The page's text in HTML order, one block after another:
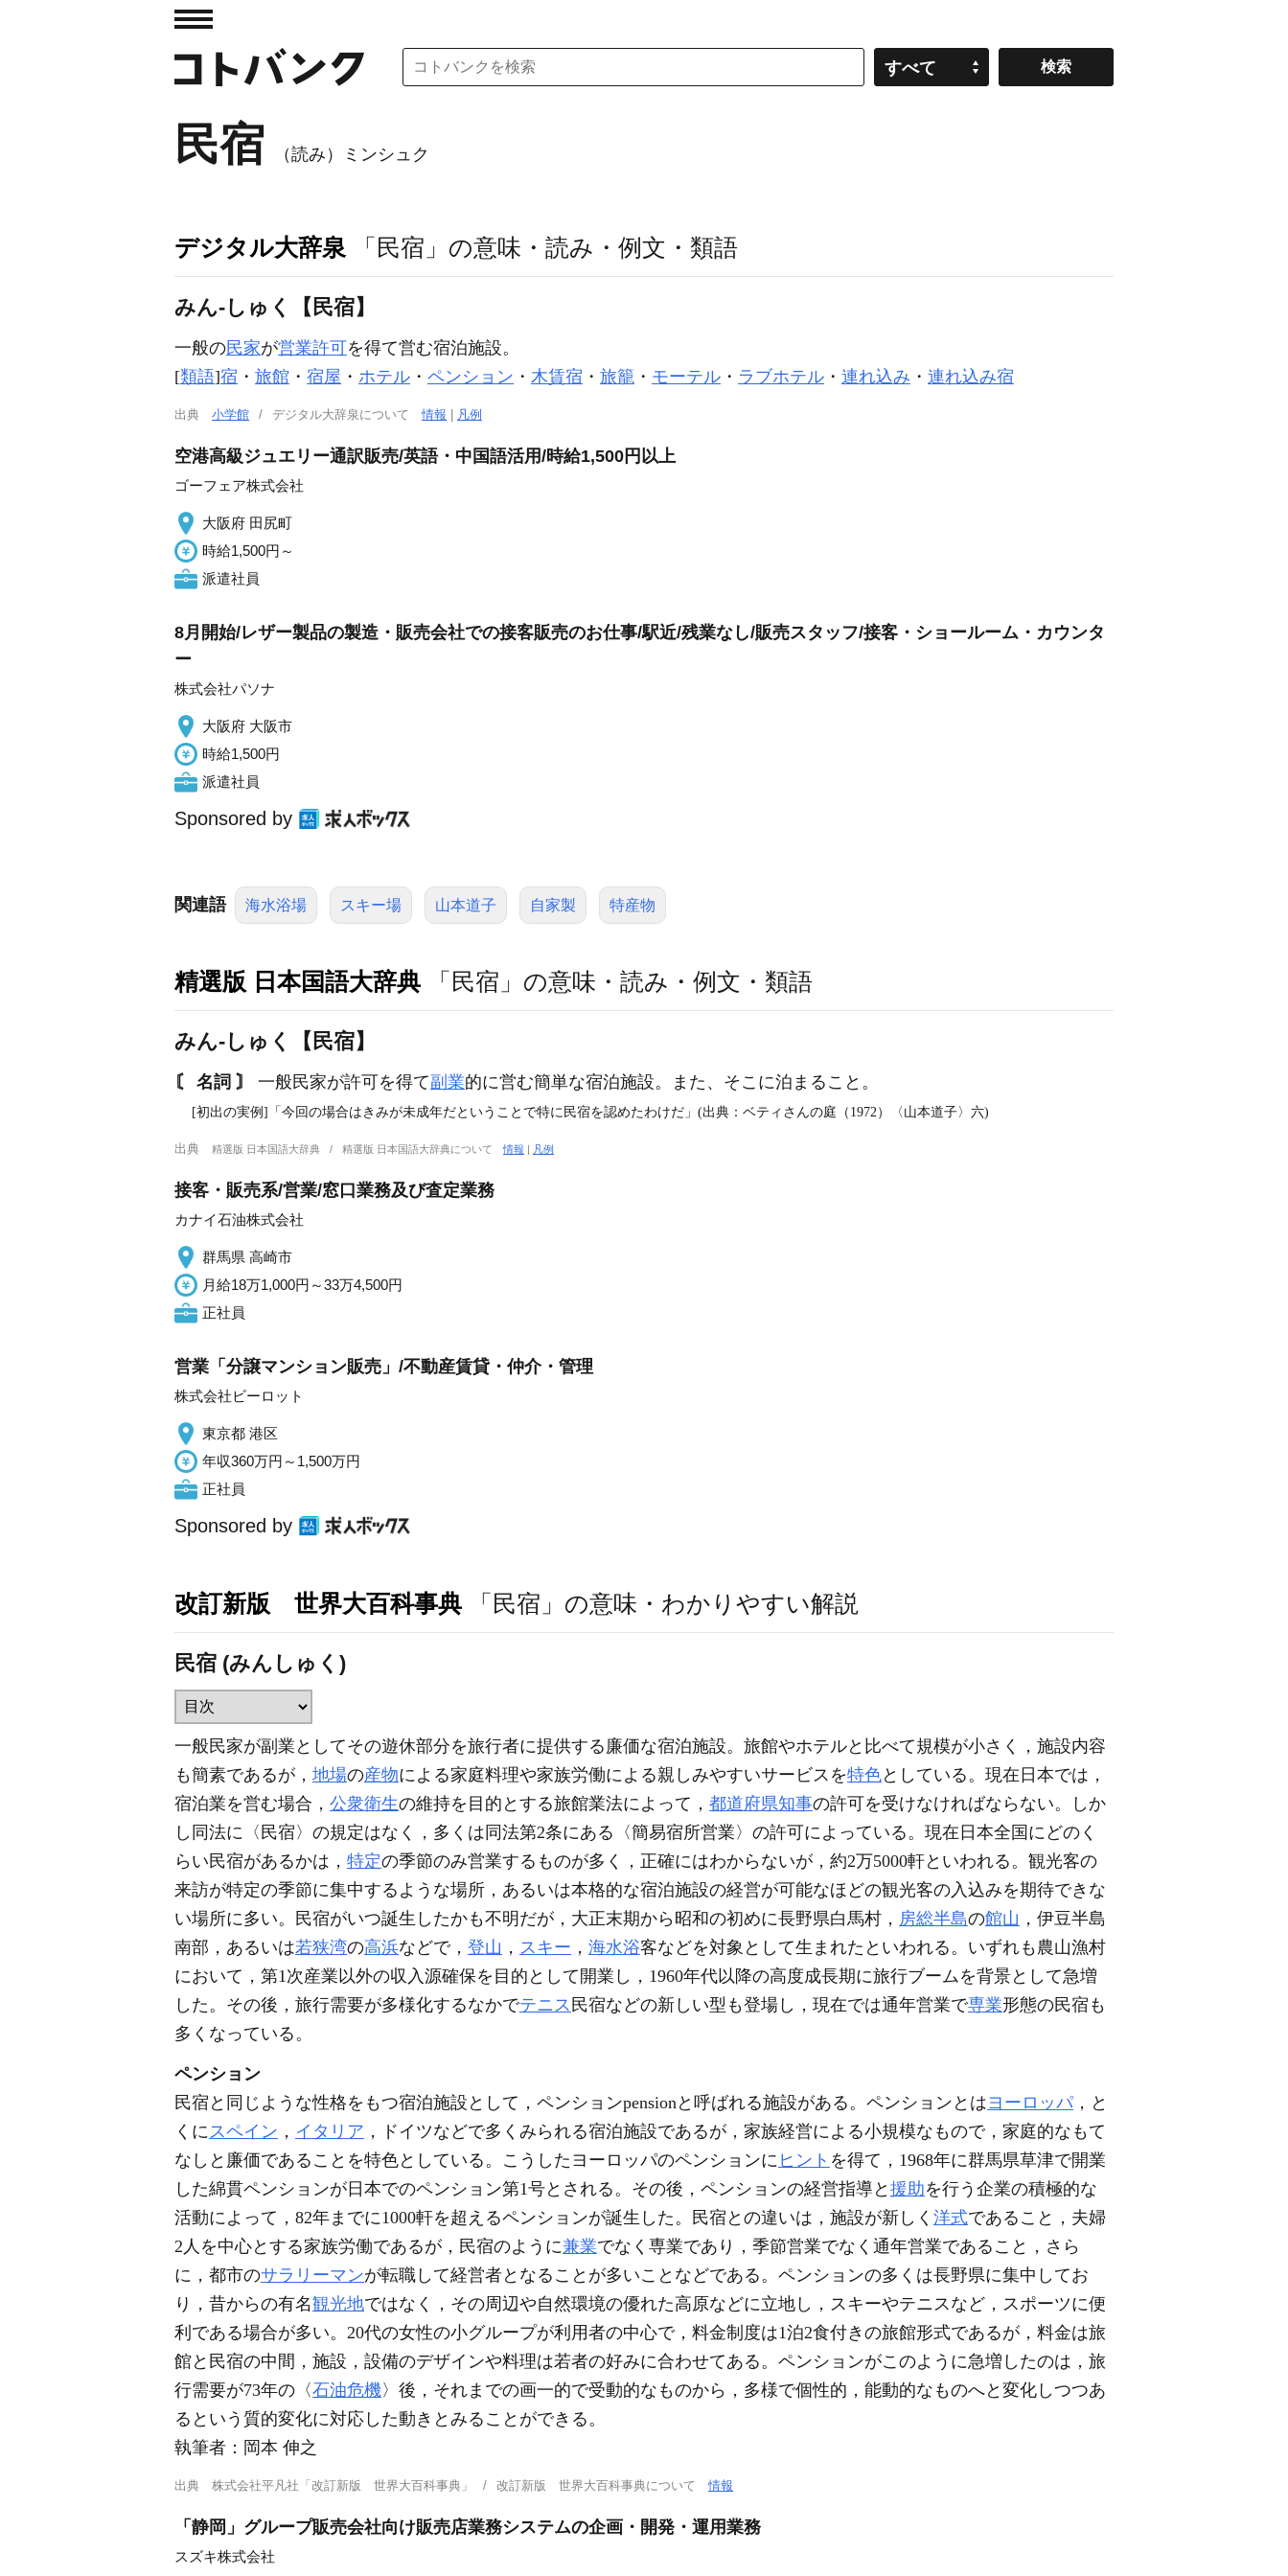
すべて
民宿 （読み）ミンシュク
デジタル大辞泉 「民宿」の意味・読み・例文・類語
みん‐しゅく【民宿】
一般の民家が営業許可を得て営む宿泊施設。
[類語]宿 ・ 旅館 ・ 宿屋 ・ ホテル ・ ペンション ・ 木賃宿 ・ 旅籠 ・ モーテル ・ ラブホテル ・ 連れ込み ・ 連れ込み宿
出典 小学館 デジタル大辞泉について情報 凡例
空港高級ジュエリー通訳販売/英語・中国語活用/時給1,500円以上
ゴーフェア株式会社
大阪府 田尻町
時給1,500円～
派遣社員
8月開始/レザー製品の製造・販売会社での接客販売のお仕事/駅近/残業なし/販売スタッフ/接客・ショールーム・カウンタ
ー
株式会社パソナ
大阪府 大阪市
時給1,500円
派遣社員
Sponsored by
関連語 海水浴場 スキー場 山本道子 自家製 特産物
精選版 日本国語大辞典 「民宿」の意味・読み・例文・類語
みん‐しゅく【民宿】
〘 名詞 〙 一般民家が許可を得て副業的に営む簡単な宿泊施設。また、そこに泊まること。
[初出の実例]「今回の場合はきみが未成年だということで特に民宿を認めたわけだ」(出典：ベティさんの庭（1972）〈山本道子〉六)
出典 精選版 日本国語大辞典 精選版 日本国語大辞典について情報 | 凡例
接客・販売系/営業/窓口業務及び査定業務
カナイ石油株式会社
群馬県 高崎市
月給18万1,000円～33万4,500円
正社員
営業「分譲マンション販売」/不動産賃貸・仲介・管理
株式会社ビーロット
東京都 港区
年収360万円～1,500万円
正社員
Sponsored by
改訂新版 世界大百科事典 「民宿」の意味・わかりやすい解説
民宿 (みんしゅく)
一般民家が副業としてその遊休部分を旅行者に提供する廉価な宿泊施設。旅館やホテルと比べて規模が小さく，施設内容
も簡素であるが， 地場の産物による家庭料理や家族労働による親しみやすいサービスを特色としている。現在日本では，
宿泊業を営む場合， 公衆衛生の維持を目的とする旅館業法によって， 都道府県知事の許可を受けなければならない。しか
し同法に〈民宿〉の規定はなく，多くは同法第2条にある〈簡易宿所営業〉の許可によっている。現在日本全国にどのく
らい民宿があるかは， 特定の季節のみ営業するものが多く，正確にはわからないが，約2万5000軒といわれる。観光客の
来訪が特定の季節に集中するような場所，あるいは本格的な宿泊施設の経営が可能なほどの観光客の入込みを期待できな
い場所に多い。民宿がいつ誕生したかも不明だが，大正末期から昭和の初めに長野県白馬村， 房総半島の館山 ，伊豆半島
南部，あるいは若狭湾の高浜などで， 登山 ， スキー ， 海水浴客などを対象として生まれたといわれる。いずれも農山漁村
において，第1次産業以外の収入源確保を目的として開業し，1960年代以降の高度成長期に旅行ブームを背景として急増
した。その後，旅行需要が多様化するなかでテニス 民宿などの新しい型も登場し，現在では通年営業で専業形態の民宿も
多くなっている。
ペンション
民宿と同じような性格をもつ宿泊施設として，ペンションpensionと呼ばれる施設がある。ペンションとはヨーロッパ，と
くにスペイン ， イタリア ，ドイツなどで多くみられる宿泊施設であるが，家族経営による小規模なもので，家庭的なもて
なしと廉価であることを特色としている。こうしたヨーロッパのペンションに ヒント を得て，1968年に群馬県草津で開業
した綿貫ペンションが日本でのペンション第1号とされる。その後，ペンションの経営指導と 援助を行う企業の積極的な
活動によって，82年までに1000軒を超えるペンションが誕生した。民宿との違いは，施設が新しく 洋式であること，夫婦
2人を中心とする家族労働であるが，民宿のように兼業でなく専業であり，季節営業でなく通年営業であること，さら
に，都市のサラリーマンが転職して経営者となることが多いことなどである。ペンションの多くは長野県に集中してお
り，昔からの有名観光地ではなく，その周辺や自然環境の優れた高原などに立地し，スキーやテニスなど，スポーツに便
利である場合が多い。20代の女性の小グループが利用者の中心で，料金制度は1泊2食付きの旅館形式であるが，料金は旅
館と民宿の中間，施設，設備のデザインや料理は若者の好みに合わせてある。ペンションがこのように急増したのは，旅
行需要が73年の〈石油危機〉後，それまでの画一的で受動的なものから，多様で個性的，能動的なものへと変化しつつあ
るという質的変化に対応した動きとみることができる。
執筆者： 岡本 伸之
出典 株式会社平凡社「改訂新版 世界大百科事典」 改訂新版 世界大百科事典について情報
「静岡」グループ販売会社向け販売店業務システムの企画・開発・運用業務
スズキ株式会社